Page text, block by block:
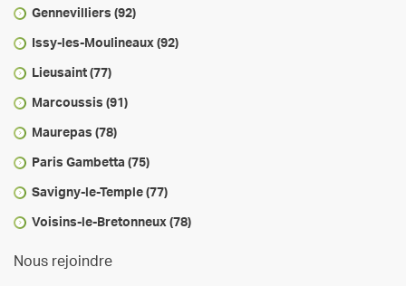
Gennevilliers (92)
Issy-les-Moulineaux (92)
Lieusaint (77)
Marcoussis (91)
Maurepas (78)
Paris Gambetta (75)
Savigny-le-Temple (77)
Voisins-le-Bretonneux (78)
Nous rejoindre